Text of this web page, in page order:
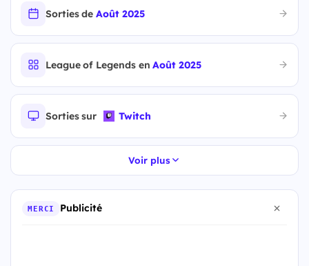
Sorties deAoût 2025
League of Legends enAoût 2025
Sorties sur Twitch
Voir plus
MERCI Publicité